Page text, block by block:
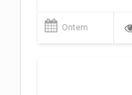
Ontem